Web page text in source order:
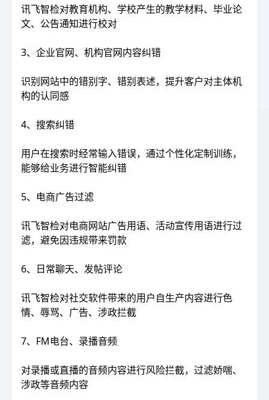
讯飞智检对教育机构、学校产生的教学材料、毕业论
文、公告通知进行校对
3、企业官网、机构官网内容纠错
识别网站中的错别字、错别表述，提升客户对主体机
构的认同感
4、搜索纠错
用户在搜索时经常输入错误，通过个性化定制训练，
能够给业务进行智能纠错
5、电商广告过滤
讯飞智检对电商网站广告用语、活动宣传用语进行过
滤，避免因违规带来罚款
6、日常聊天、发帖评论
讯飞智检对社交软件带来的用户自生产内容进行色
情、辱骂、广告、涉政拦截
7、FM电台、录播音频
对录播或直播的音频内容进行风险拦截，过滤娇喘、
涉政等音频内容